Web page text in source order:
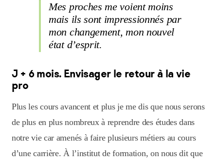
Mes proches me voient moins
mais ils sont impressionnés par
mon changement, mon nouvel
état d’esprit.
J + 6 mois. Envisager le retour à la vie
pro
Plus les cours avancent et plus je me dis que nous serons
de plus en plus nombreux à reprendre des études dans
notre vie car amenés à faire plusieurs métiers au cours
d’une carrière. À l’institut de formation, on nous dit que